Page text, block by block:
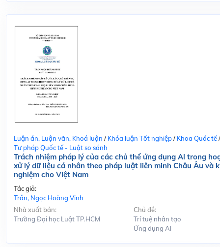
Luận án, Luận văn, Khoá luận / Khóa luận Tốt nghiệp/ Khoa Quốc tế/
Tư pháp Quốc tế - Luật so sánh
Trách nhiệm pháp lý của các chủ thể ứng dụng Al trong
xử lý dữ liệu cá nhân theo pháp luật liên minh Châu Âu và
nghiệm cho Việt Nam
Tác giả:
Trần, Ngọc Hoàng Vinh
Nhà xuất bản:
Trường Đại học Luật TP.HCM
Chủ đề:
Trí tuệ nhân tạo
Ứng dụng Al